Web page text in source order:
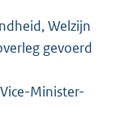
Welzijn
gevoerd
Minister-